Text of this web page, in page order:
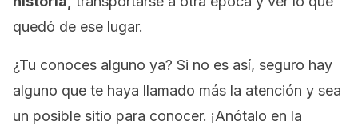
quedó de ese lugar.
¿Tu conoces alguno ya? Si no es así, seguro hay
alguno que te haya llamado más la atención y sea
un posible sitio para conocer. ¡Anótalo en la